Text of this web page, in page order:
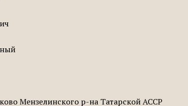
Мензелинского р-на Татарской АССР